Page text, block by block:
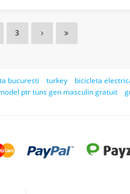
3
bucuresti turkey
bicicleta
ptr tuns gen masculin gratuit